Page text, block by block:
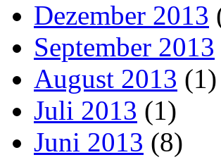
Dezember 2013
September 2013
August 2013 (1)
Juli 2013 (1)
Juni 2013 (8)